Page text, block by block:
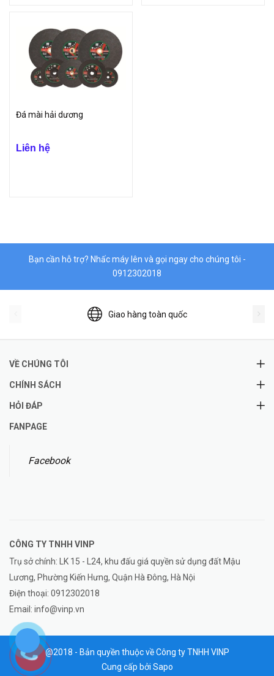
Đá mài hải dương
Liên hệ
Bạn cần hỗ trợ? Nhấc máy lên và gọi ngay cho chúng tôi -
0912302018
Giao hàng toàn quốc
VỀ CHÚNG TÔI
CHÍNH SÁCH
HỎI ĐÁP
FANPAGE
Facebook
CÔNG TY TNHH VINP
Trụ sở chính: LK 15 - L24, khu đấu giá quyền sử dụng đất Mậu
Lương, Phường Kiến Hưng, Quận Hà Đông, Hà Nội
Điện thoại: 0912302018
Email: info@vinp.vn
@2018 - Bản quyền thuộc về Công ty TNHH VINP
Cung cấp bởi Sapo